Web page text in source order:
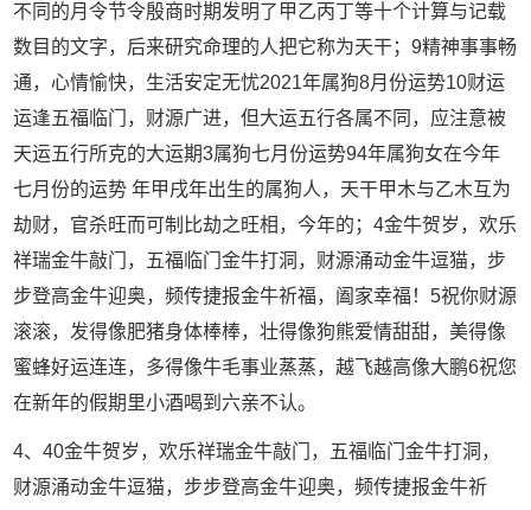
不同的月令节令殷商时期发明了甲乙丙丁等十个计算与记载
数目的文字，后来研究命理的人把它称为天干；9精神事事畅
通，心情愉快，生活安定无忧2021年属狗8月份运势10财运
运逢五福临门，财源广进，但大运五行各属不同，应注意被
天运五行所克的大运期3属狗七月份运势94年属狗女在今年
七月份的运势 年甲戌年出生的属狗人，天干甲木与乙木互为
劫财，官杀旺而可制比劫之旺相，今年的；4金牛贺岁，欢乐
祥瑞金牛敲门，五福临门金牛打洞，财源涌动金牛逗猫，步
步登高金牛迎奥，频传捷报金牛祈福，阖家幸福！5祝你财源
滚滚，发得像肥猪身体棒棒，壮得像狗熊爱情甜甜，美得像
蜜蜂好运连连，多得像牛毛事业蒸蒸，越飞越高像大鹏6祝您
在新年的假期里小酒喝到六亲不认。
4、40金牛贺岁，欢乐祥瑞金牛敲门，五福临门金牛打洞，
财源涌动金牛逗猫，步步登高金牛迎奥，频传捷报金牛祈